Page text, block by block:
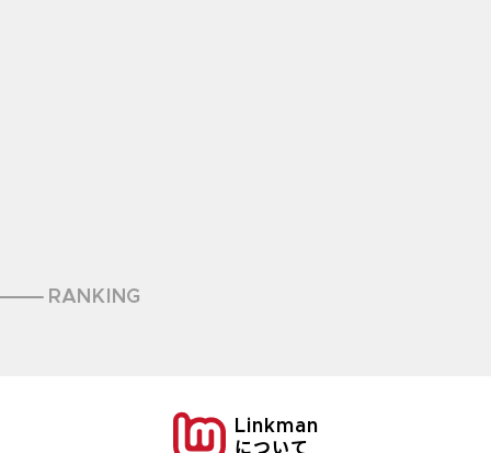
RANKING
Linkman
について